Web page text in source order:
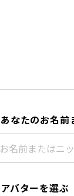
あなたのお名前
アバターを選ぶ